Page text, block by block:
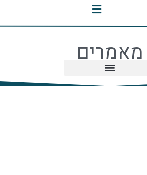
מאמרים